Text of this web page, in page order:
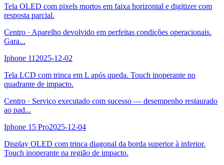
Tela OLED com pixels mortos em faixa horizontal e digitizer com
resposta parcial.
Centro · Aparelho devolvido em perfeitas condições operacionais.
Gara...
Iphone 112025-12-02
Tela LCD com trinca em L após queda. Touch inoperante no
quadrante de impacto.
Centro · Serviço executado com sucesso — desempenho restaurado
ao pad...
Iphone 15 Pro2025-12-04
Display OLED com trinca diagonal da borda superior à inferior.
Touch inoperante na região de impacto.